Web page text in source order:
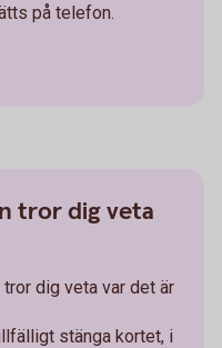
på telefon.
tror dig veta
dig veta var det är
stänga kortet, i